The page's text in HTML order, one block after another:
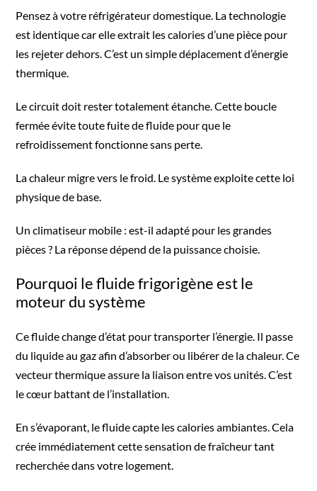
Pensez à votre réfrigérateur domestique. La technologie
est identique car elle extrait les calories d’une pièce pour
les rejeter dehors. C’est un simple déplacement d’énergie
thermique.
Le circuit doit rester totalement étanche. Cette boucle
fermée évite toute fuite de fluide pour que le
refroidissement fonctionne sans perte.
La chaleur migre vers le froid. Le système exploite cette loi
physique de base.
Unclimatiseur mobile : est-il adapté pour les grandes
pièces ? La réponse dépend de la puissance choisie.
Pourquoi le fluide frigorigène est le
moteur du système
Ce fluide change d’état pour transporter l’énergie. Il passe
du liquide au gaz afin d’absorber ou libérer de la chaleur. Ce
vecteur thermique assure la liaison entre vos unités. C’est
le cœur battant de l’installation.
En s’évaporant, le fluide capte les calories ambiantes. Cela
crée immédiatement cette sensation de fraîcheur tant
recherchée dans votre logement.